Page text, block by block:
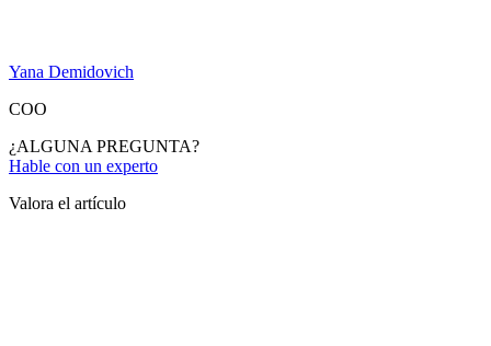
Yana Demidovich
COO
¿ALGUNA PREGUNTA?
Hable con un experto
Valora el artículo